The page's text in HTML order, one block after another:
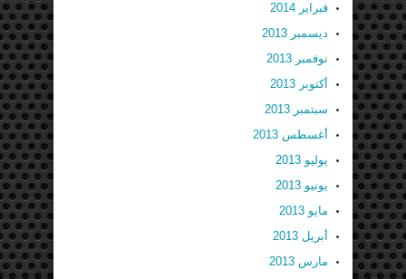
فبراير 2014
ديسمبر 2013
نوفمبر 2013
أكتوبر 2013
سبتمبر 2013
أغسطس 2013
يوليو 2013
يونيو 2013
مايو 2013
أبريل 2013
مارس 2013